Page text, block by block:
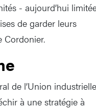
- aujourd’hui
de garder leurs
Cordonier.
de l’Union industrielle
à une stratégie à